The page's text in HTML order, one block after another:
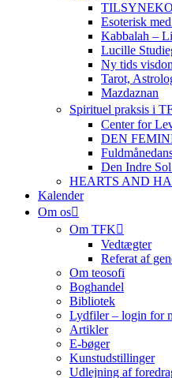
Esoterisk
Kabbalah –
Lucille
Ny tids
Tarot,
Mazdaznan
Spirituel praksis i
Center for
DEN
Den Indre
HEARTS AND
Kalender
Om os
Om TFK
Vedtægter
Referat af
Om teosofi
Boghandel
Bibliotek
Lydfiler – login for
Artikler
E-bøger
Kunstudstillinger
Udlejning af